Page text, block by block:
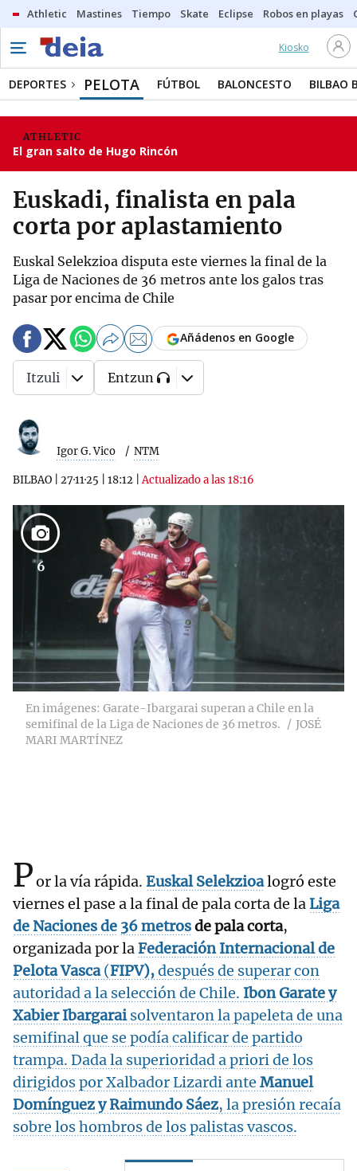
Athletic Mastines Tiempo Skate Eclipse Robos en playas
Kiosko
DEPORTES PELOTA FÚTBOL BALONCESTO BILBAO
ATHLETIC
El gran salto de Hugo Rincón
Euskadi, finalista en pala
corta por aplastamiento
Euskal Selekzioa disputa este viernes la final de la
Liga de Naciones de 36 metros ante los galos tras
pasar por encima de Chile
Igor G. Vico NTM
BILBAO 27·11·25 18:12 |Actualizado a las 18:16
Añádenos en Google
Itzuli Entzun
6
En imágenes: Garate-Ibargarai superan a Chile en la
semifinal de la Liga de Naciones de 36 metros.
JOSÉ
MARI MARTÍNEZ
Por la vía rápida. Euskal Selekzioalogró este
viernes el pase a la final de pala corta de laLiga
de Naciones de 36metrosde pala corta,
organizada por laFederación Internacional de
Pelota Vasca(FIPV),después de superar con
autoridad a la selección de Chile. Ibon Garate y
Xabier Ibargaraisolventaron la papeleta de una
semifinal que se podía calificar de partido
trampa. Dada la superioridad a priori de los
dirigidos por Xalbador Lizardi ante Manuel
Domínguez y Raimundo Sáez, la presión recaía
sobre los hombros de los palistas vascos.